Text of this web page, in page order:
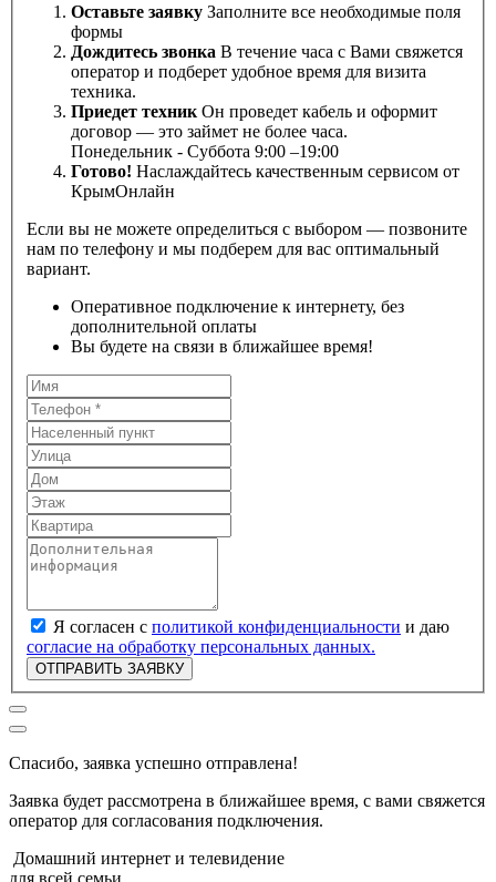
Оставьте заявку Заполните все необходимые поля
формы
Дождитесь звонка В течение часа с Вами свяжется
оператор и подберет удобное время для визита
техника.
Приедет техник Он проведет кабель и оформит
договор — это займет не более часа.
Понедельник - Cуббота 9:00 –19:00
Готово! Наслаждайтесь качественным сервисом от
КрымОнлайн
Если вы не можете определиться с выбором — позвоните
нам по телефону и мы подберем для вас оптимальный
вариант.
Оперативное подключение к интернету, без
дополнительной оплаты
Вы будете на связи в ближайшее время!
Я согласен с политикой конфиденциальности и даю
согласие на обработку персональных данных.
ОТПРАВИТЬ ЗАЯВКУ
Спасибо, заявка успешно отправлена!
Заявка будет рассмотрена в ближайшее время, с вами свяжется
оператор для согласования подключения.
Домашний интернет и телевидение
для всей семьи